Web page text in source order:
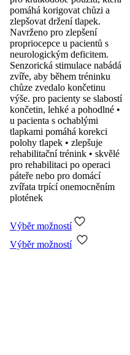
pomáhá korigovat chůzi a
zlepšovat držení tlapek.
Navrženo pro zlepšení
propriocepce u pacientů s
neurologickým deficitem.
Senzorická stimulace nabádá
zvíře, aby během tréninku
chůze zvedalo končetinu
výše. pro pacienty se slabostí
končetin, lehké a pohodlné •
u pacienta s ochablými
tlapkami pomáhá korekci
polohy tlapek • zlepšuje
rehabilitační trénink • skvělé
pro rehabilitaci po operaci
páteře nebo pro domácí
zvířata trpící onemocněním
plotének
Výběr možností
Výběr možností
Tento
produkt